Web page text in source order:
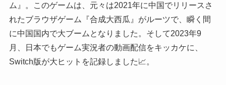
ム』。このゲームは、元々は2021年に中国でリリースさ
れたブラウザゲーム『合成大西瓜』がルーツで、瞬く間
に中国国内で大ブームとなりました。そして2023年9
月、日本でもゲーム実況者の動画配信をキッカケに、
Switch版が大ヒットを記録しました📈。